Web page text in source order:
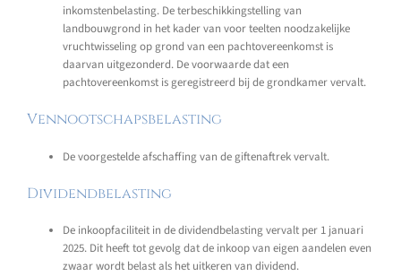
inkomstenbelasting. De terbeschikkingstelling van
landbouwgrond in het kader van voor teelten noodzakelijke
vruchtwisseling op grond van een pachtovereenkomst is
daarvan uitgezonderd. De voorwaarde dat een
pachtovereenkomst is geregistreerd bij de grondkamer vervalt.
Vennootschapsbelasting
De voorgestelde afschaffing van de giftenaftrek vervalt.
Dividendbelasting
De inkoopfaciliteit in de dividendbelasting vervalt per 1 januari
2025. Dit heeft tot gevolg dat de inkoop van eigen aandelen even
zwaar wordt belast als het uitkeren van dividend.